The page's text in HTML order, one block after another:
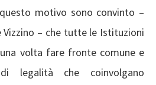
motivo sono convinto –
Vizzino – che tutte le Istituzioni
volta fare fronte comune e
legalità che coinvolgano